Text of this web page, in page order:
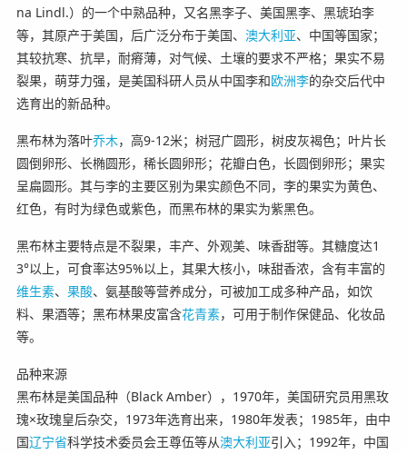
na Lindl.）的一个中熟品种，又名黑李子、美国黑李、黑琥珀李
等，其原产于美国，后广泛分布于美国、 澳大利亚、中国等国家；
其较抗寒、抗旱，耐瘠薄，对气候、土壤的要求不严格；果实不易
裂果，萌芽力强，是美国科研人员从中国李和欧洲李的杂交后代中
选育出的新品种。
黑布林为落叶乔木，高9-12米；树冠广圆形，树皮灰褐色；叶片长
圆倒卵形、长椭圆形，稀长圆卵形；花瓣白色，长圆倒卵形；果实
呈扁圆形。其与李的主要区别为果实颜色不同，李的果实为黄色、
红色，有时为绿色或紫色，而黑布林的果实为紫黑色。
黑布林主要特点是不裂果，丰产、外观美、味香甜等。其糖度达1
3°以上，可食率达95%以上，其果大核小，味甜香浓，含有丰富的
维生素、 果酸、氨基酸等营养成分，可被加工成多种产品，如饮
料、果酒等；黑布林果皮富含花青素，可用于制作保健品、化妆品
等。
品种来源
黑布林是美国品种（Black Amber），1970年，美国研究员用黑玫
瑰×玫瑰皇后杂交，1973年选育出来，1980年发表；1985年，由中
国辽宁省科学技术委员会王尊伍等从澳大利亚引入；1992年，中国